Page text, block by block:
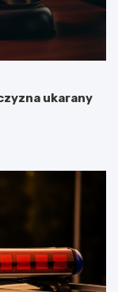
ukarany